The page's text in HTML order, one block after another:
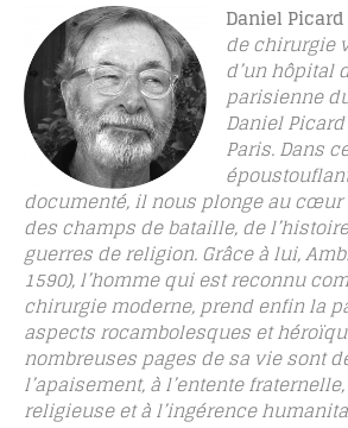
Daniel Picard
de chirurgie
d’un hôpital
parisienne
Daniel
Paris. Dans
documenté, il nous plonge au
des champs de bataille, de
guerres de religion. Grâce à lui,
1590), l’homme qui est reconnu
chirurgie moderne, prend enfin la
aspects rocambolesques et
nombreuses pages de sa vie sont
l’apaisement, à l’entente
religieuse et à l’ingérence